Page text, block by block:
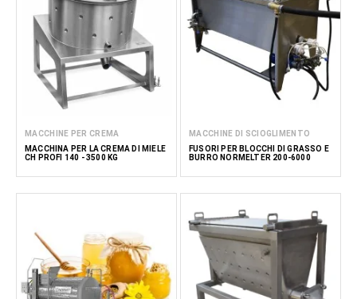
MACCHINE PER CREMA
MACCHINA PER LA CREMA DI MIELE
CH PROFI 140 - 3500 KG
MACCHINE DI SCIOGLIMENTO
FUSORI PER BLOCCHI DI GRASSO E
BURRO NORMELTER 200-6000